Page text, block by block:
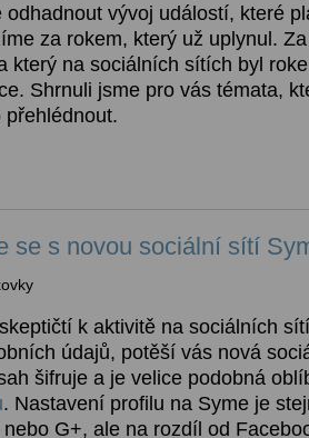
odhadnout vývoj událostí, které
za rokem, který už uplynul.
který na sociálních sítích byl
Shrnuli jsme pro vás témata,
se s novou sociální sítí
k aktivitě na sociálních
údajů, potěší vás nová
šifruje a je velice podobná
. Nastavení profilu na Syme je
G+, ale na rozdíl od